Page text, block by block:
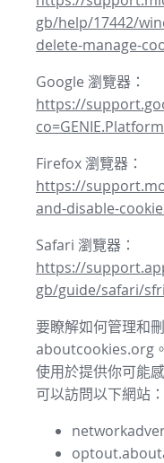
gb/help/17442/
delete-manage-
Google 瀏覽器：
https://
Firefox 瀏覽器：
https://
and-disable-
Safari 瀏覽器：
https://
gb/guide/safari/
要瞭解如何管理和
aboutcookies.org
使用於提供你可能
可以訪問以下網站：